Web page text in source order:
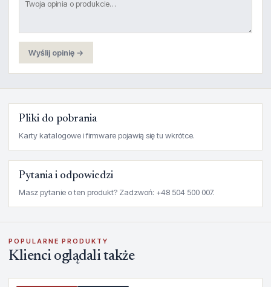
Wyślij opinię →
Pliki do pobrania
Karty katalogowe i firmware pojawią się tu wkrótce.
Pytania i odpowiedzi
Masz pytanie o ten produkt? Zadzwoń: +48 504 500 007.
POPULARNE PRODUKTY
Klienci oglądali także